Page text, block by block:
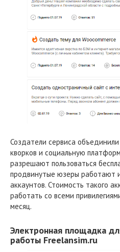
Создатели сервиса
кворков и социальную
разрешают пользоваться
продвинутые юзеры работают
аккаунтов. Стоимость такого
работать со всеми
месяц.
Электронная площадка
работы Freelansim.ru